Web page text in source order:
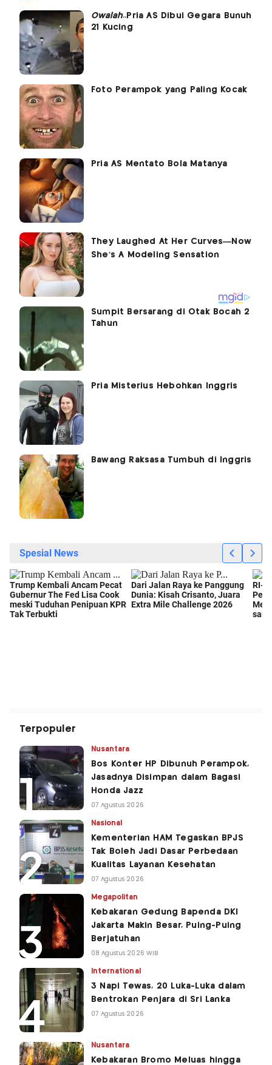
Owalah.. Pria AS Dibui Gegara Bunuh
21 Kucing
Foto Perampok yang Paling Kocak
Pria AS Mentato Bola Matanya
Sumpit Bersarang di Otak Bocah 2
Tahun
Pria Misterius Hebohkan Inggris
Bawang Raksasa Tumbuh di Inggris
Terpopuler
Nusantara
Bos Konter HP Dibunuh Perampok,
Jasadnya Disimpan dalam Bagasi
Honda Jazz
07 Agustus 2026
Nasional
Kementerian HAM Tegaskan BPJS
Tak Boleh Jadi Dasar Perbedaan
Kualitas Layanan Kesehatan
07 Agustus 2026
Megapolitan
Kebakaran Gedung Bapenda DKI
Jakarta Makin Besar, Puing-Puing
Berjatuhan
08 Agustus 2026 WIB
International
3 Napi Tewas, 20 Luka-Luka dalam
Bentrokan Penjara di Sri Lanka
07 Agustus 2026
Nusantara
Kebakaran Bromo Meluas hingga